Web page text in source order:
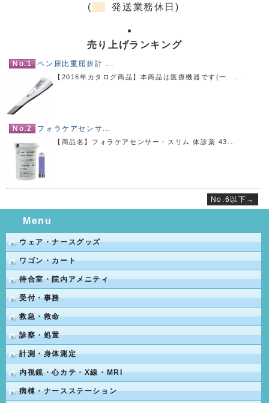
(
発送業務休日)
売り上げランキング
No.1 ペン尿比重屈折計 ...
【2016年カタログ商品】本商品は医療機器です(一 ...
No.2 フォラケアセンサ...
【商品名】フォラケアセンサー・スリム 体診薬 43...
No.6以下→
Menu
ウェア・ナースグッズ
ワゴン・カート
待合室・院内アメニティ
受付・事務
救急・救命
診察・処置
計測・身体測定
内視鏡・心カテ・X線・MRI
病棟・ナースステーション